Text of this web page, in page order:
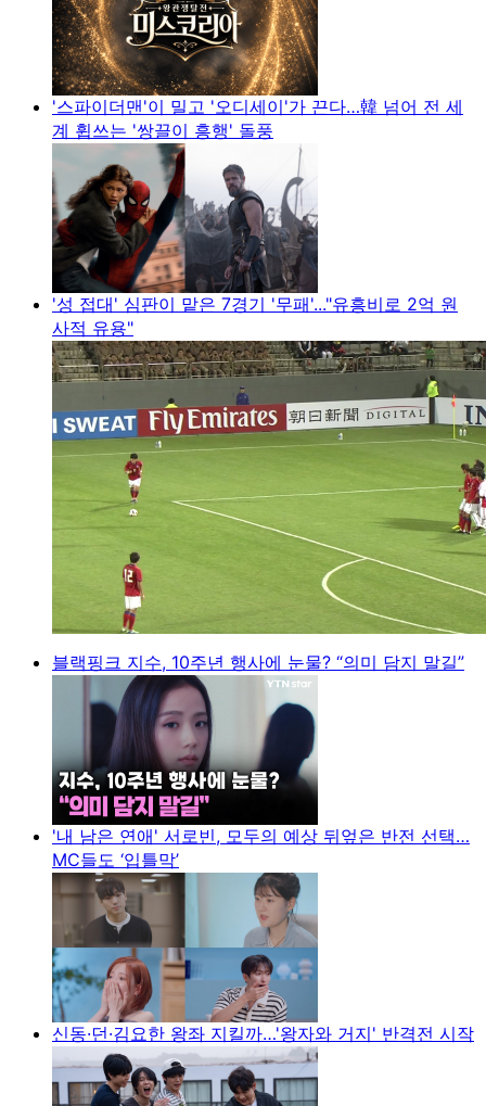
'스파이더맨'이 밀고 '오디세이'가 끈다…韓 넘어 전 세
계 휩쓰는 '쌍끌이 흥행' 돌풍
'성 접대' 심판이 맡은 7경기 '무패'..."유흥비로 2억 원
사적 유용"
블랙핑크 지수, 10주년 행사에 눈물? “의미 담지 말길”
'내 남은 연애' 서로빈, 모두의 예상 뒤엎은 반전 선택…
MC들도 ‘입틀막’
신동·던·김요한 왕좌 지킬까…'왕자와 거지' 반격전 시작